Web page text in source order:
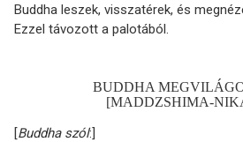
Buddha leszek, visszatérek, és
Ezzel távozott a palotából.
BUDDHA
[MADDZSHIMA-
[Buddha szól:]